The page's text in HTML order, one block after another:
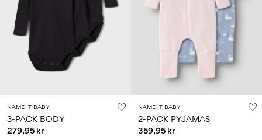
NAME IT BABY
3-PACK BODY
279,95 kr
NAME IT BABY
2-PACK PYJAMAS
359,95 kr